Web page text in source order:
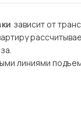
зависит от
линиями